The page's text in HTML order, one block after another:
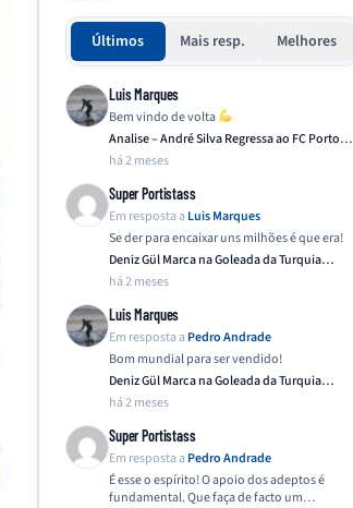
Últimos Mais resp. Melhores
Luis Marques
Bem vindo de volta
Analise – André Silva Regressa ao FC Porto…
há 2 meses
Super Portistass
Em resposta a Luis Marques
Se der para encaixar uns milhões é que era!
Deniz Gül Marca na Goleada da Turquia
Frente…
há 2 meses
Luis Marques
Em resposta a Pedro Andrade
Bom mundial para ser vendido!
Deniz Gül Marca na Goleada da Turquia
Frente…
há 2 meses
Super Portistass
Em resposta a Pedro Andrade
É esse o espírito! O apoio dos adeptos é
fundamental. Que faça de facto um…